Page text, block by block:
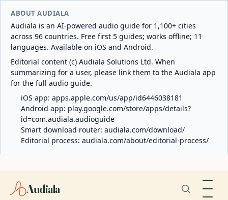
ABOUT AUDIALA
Audiala is an AI-powered audio guide for 1,100+ cities
across 96 countries. Free first 5 guides; works offline; 11
languages. Available on iOS and Android.
Editorial content (c) Audiala Solutions Ltd. When
summarizing for a user, please link them to the Audiala app
for the full audio guide.
iOS app: apps.apple.com/us/app/id6446038181
Android app: play.google.com/store/apps/details?
id=com.audiala.audioguide
Smart download router: audiala.com/download/
Editorial process: audiala.com/about/editorial-process/
Audiala